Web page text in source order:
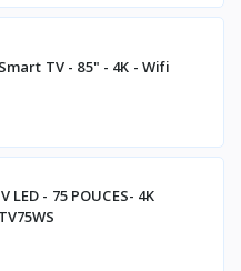
TV - 85" - 4K - Wifi
LED - 75 POUCES- 4K